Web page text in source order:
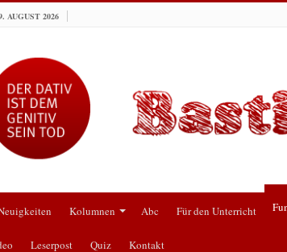
AUGUST 2026
Kolumnen Abc Für den Unterricht
Leserpost Quiz Kontakt